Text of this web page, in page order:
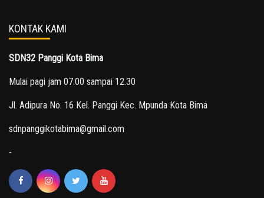
KONTAK KAMI
SDN32 Panggi Kota Bima
Mulai pagi jam 07.00 sampai 12.30
Jl. Adipura No. 16 Kel. Panggi Kec. Mpunda Kota Bima
sdnpanggikotabima@gmail.com
-